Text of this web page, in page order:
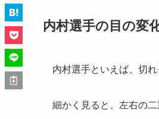
内村選手の目の変
内村選手といえば、切
細かく見ると、左右の二